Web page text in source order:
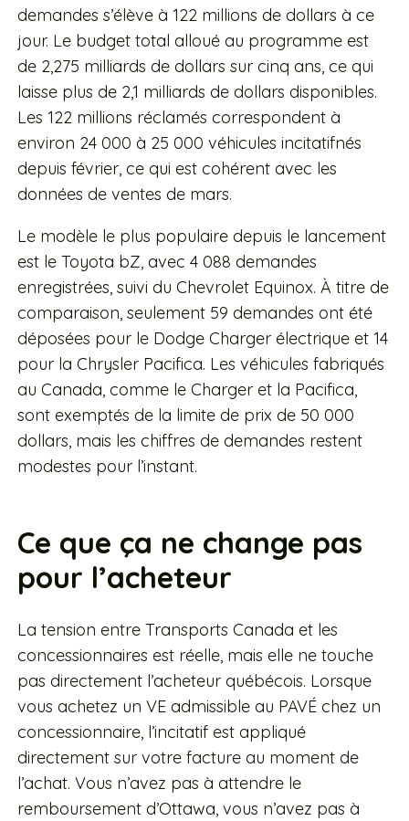
demandes s’élève à 122 millions de dollars à ce
jour. Le budget total alloué au programme est
de 2,275 milliards de dollars sur cinq ans, ce qui
laisse plus de 2,1 milliards de dollars disponibles.
Les 122 millions réclamés correspondent à
environ 24 000 à 25 000 véhicules incitatifnés
depuis février, ce qui est cohérent avec les
données de ventes de mars.
Le modèle le plus populaire depuis le lancement
est le Toyota bZ, avec 4 088 demandes
enregistrées, suivi du Chevrolet Equinox. À titre de
comparaison, seulement 59 demandes ont été
déposées pour le Dodge Charger électrique et 14
pour la Chrysler Pacifica. Les véhicules fabriqués
au Canada, comme le Charger et la Pacifica,
sont exemptés de la limite de prix de 50 000
dollars, mais les chiffres de demandes restent
modestes pour l’instant.
Ce que ça ne change pas
pour l’acheteur
La tension entre Transports Canada et les
concessionnaires est réelle, mais elle ne touche
pas directement l’acheteur québécois. Lorsque
vous achetez un VE admissible au PAVÉ chez un
concessionnaire, l’incitatif est appliqué
directement sur votre facture au moment de
l’achat. Vous n’avez pas à attendre le
remboursement d’Ottawa, vous n’avez pas à